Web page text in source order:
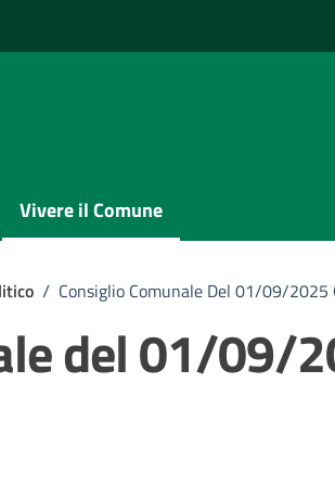
Vivere il Comune
/ Consiglio Comunale Del 01/09/2025
del 01/09/